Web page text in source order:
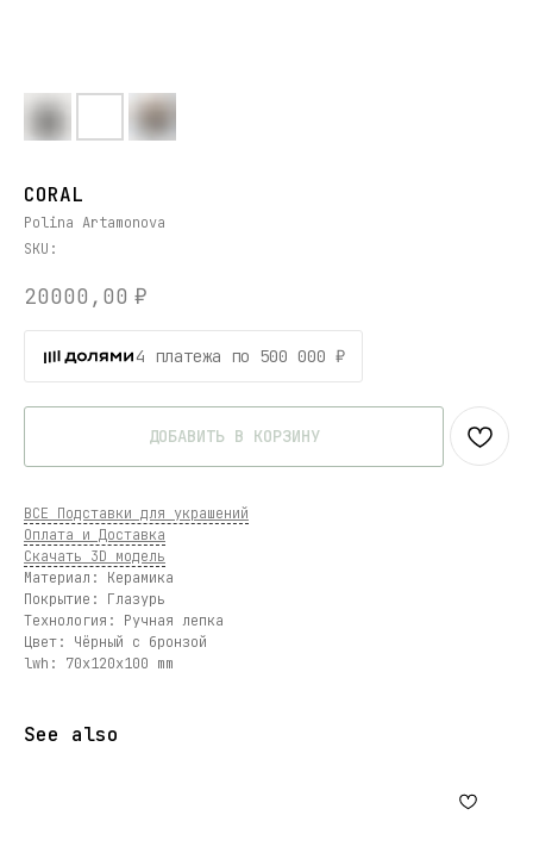
CORAL
Polina Artamonova
SKU:
20000,00 ₽
4 платежа по 500 000 ₽
ДОБАВИТЬ В КОРЗИНУ
ВСЕ Подставки для украшений
Оплата и Доставка
Скачать 3D модель
Материал: Керамика
Покрытие: Глазурь
Технология: Ручная лепка
Цвет: Чёрный с бронзой
lwh: 70x120x100 mm
See also